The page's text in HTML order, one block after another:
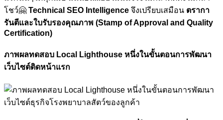
โชว์🤗 Technical SEO Intelligence จึงเปรียบเสมือน ตรากา
รันตีและใบรับรองคุณภาพ (Stamp of Approval and Quality
Certification)
ภาพผลทดสอบ Local Lighthouse หนึ่งในขั้นตอนการพัฒนา
เว็บไซต์ติดหน้าแรก